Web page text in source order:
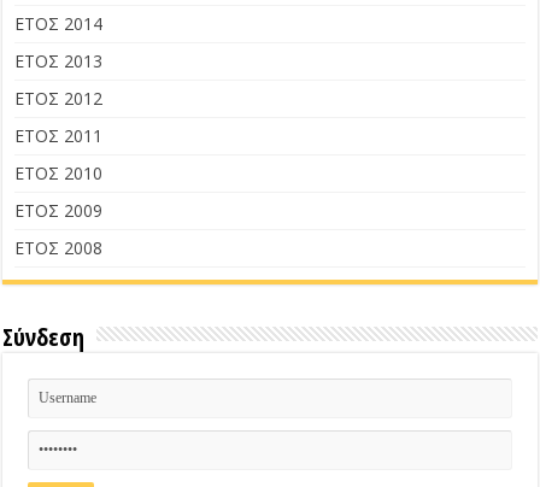
ΕΤΟΣ 2014
ΕΤΟΣ 2013
ΕΤΟΣ 2012
ΕΤΟΣ 2011
ΕΤΟΣ 2010
ΕΤΟΣ 2009
ΕΤΟΣ 2008
Σύνδεση